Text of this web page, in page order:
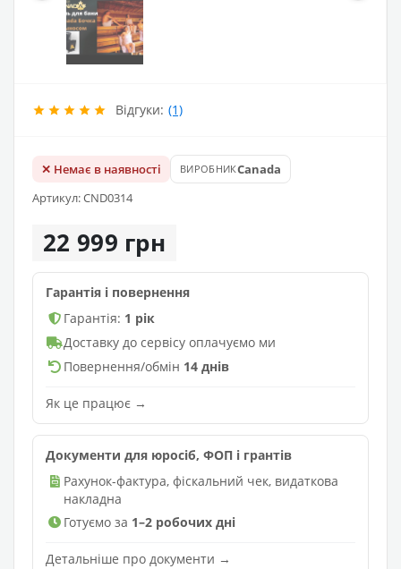
Відгуки: (1)
✕ Немає в наявності ВИРОБНИКCanada
Артикул: CND0314
22 999 грн
Гарантія і повернення
Гарантія: 1 рік
Доставку до сервісу оплачуємо ми
Повернення/обмін 14 днів
Як це працює →
Документи для юросіб, ФОП і грантів
Рахунок-фактура, фіскальний чек, видаткова
накладна
Готуємо за 1–2 робочих дні
Детальніше про документи →